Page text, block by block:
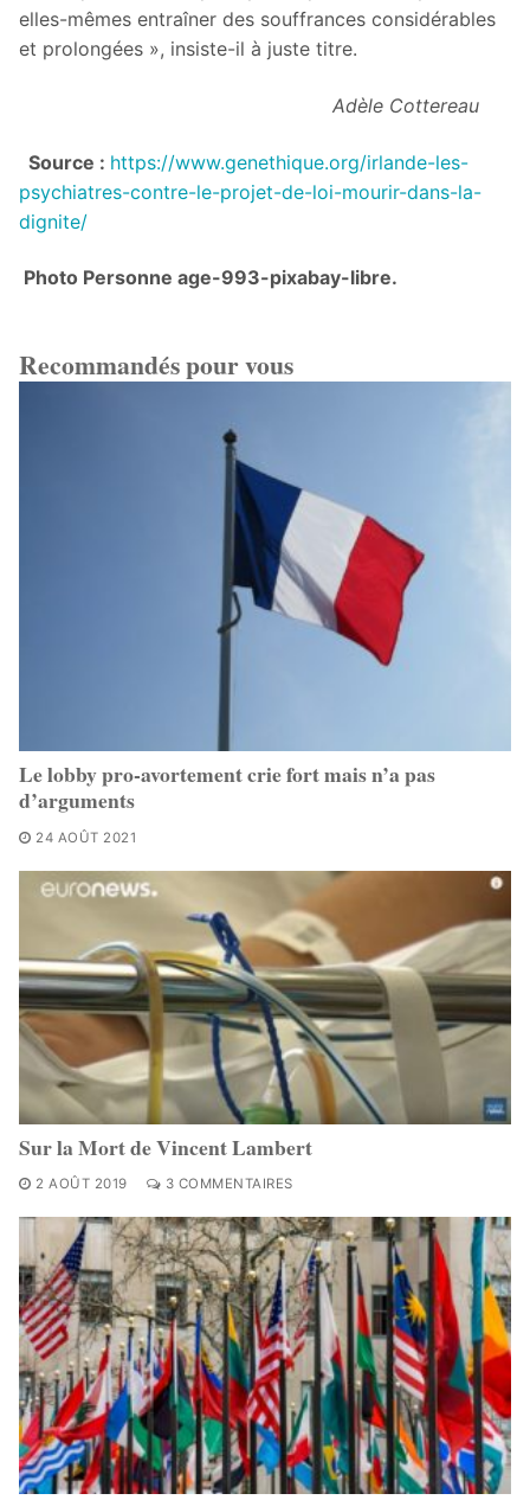
elles-mêmes entraîner des souffrances considérables
et prolongées », insiste-il à juste titre.
Adèle Cottereau
Source : https://www.genethique.org/irlande-les-
psychiatres-contre-le-projet-de-loi-mourir-dans-la-
dignite/
Photo Personne age-993-pixabay-libre.
Recommandés pour vous
Le lobby pro-avortement crie fort mais n’a pas
d’arguments
24 AOÛT 2021
Sur la Mort de Vincent Lambert
2 AOÛT 2019 3 COMMENTAIRES